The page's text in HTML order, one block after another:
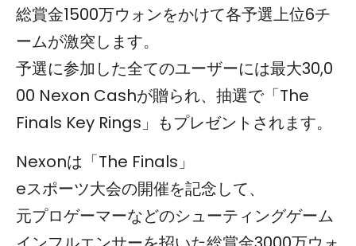
総賞金1500万ウォンをかけて各予選上位6チ
ームが激突します。
予選に参加した全てのユーザーには最大30,0
00 Nexon Cashが贈られ、抽選で「The
Finals Key Rings」もプレゼントされます。
Nexonは「The Finals」
eスポーツ大会の開催を記念して、
元プロゲーマーなどのシューティングゲーム